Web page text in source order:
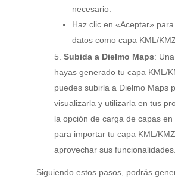
necesario.
Haz clic en «Aceptar»
datos como capa KML/
Subida a Dielmo Maps:
hayas generado tu capa KML/
puedes subirla a Dielmo Maps
visualizarla y utilizarla en tus
la opción de carga de capas
para importar tu capa KML/
aprovechar sus funcionalidades.
Siguiendo estos pasos, podrás